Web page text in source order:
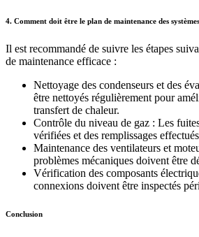
4. Comment doit être le plan de maintenance des
Il est recommandé de suivre les étapes
de maintenance efficace :
Nettoyage des condenseurs et des
être nettoyés régulièrement pour
transfert de chaleur.
Contrôle du niveau de gaz : Les
vérifiées et des remplissages
Maintenance des ventilateurs et
problèmes mécaniques doivent être
Vérification des composants
connexions doivent être inspectés
Conclusion